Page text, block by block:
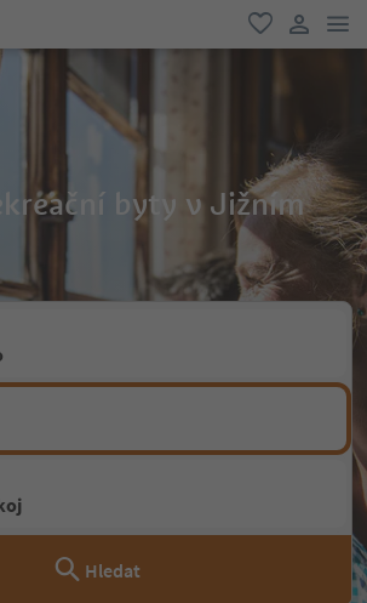
oblíbené
byty v Jižním
Hledat